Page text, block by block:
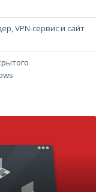
VPN-сервис и сайт